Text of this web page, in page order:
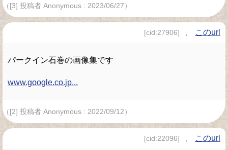
（[3] 投稿者 Anonymous : 2023/06/27）
[cid:27906] このurl
パークイン石巻の画像集です
www.google.co.jp...
（[2] 投稿者 Anonymous : 2022/09/12）
[cid:22096] このurl